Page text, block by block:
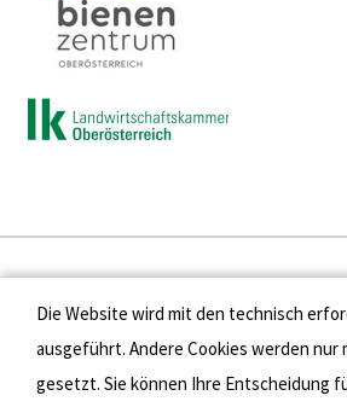
Presse
Kontakt
Datenschutz
Die Website wird mit den technisch
ausgeführt. Andere Cookies werden nur
gesetzt. Sie können Ihre Entscheidung